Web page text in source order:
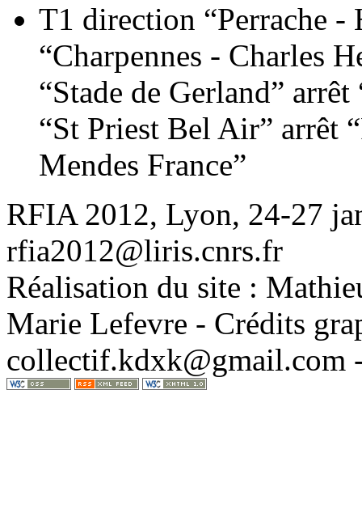
T1 direction “Perrache -
“Charpennes - Charles
“Stade de Gerland”
“St Priest Bel Air” arrêt
Mendes France”
RFIA 2012, Lyon, 24-27
rfia2012@liris.cnrs.fr
Réalisation du site :
Marie Lefevre - Crédits
collectif.kdxk@gmail.com